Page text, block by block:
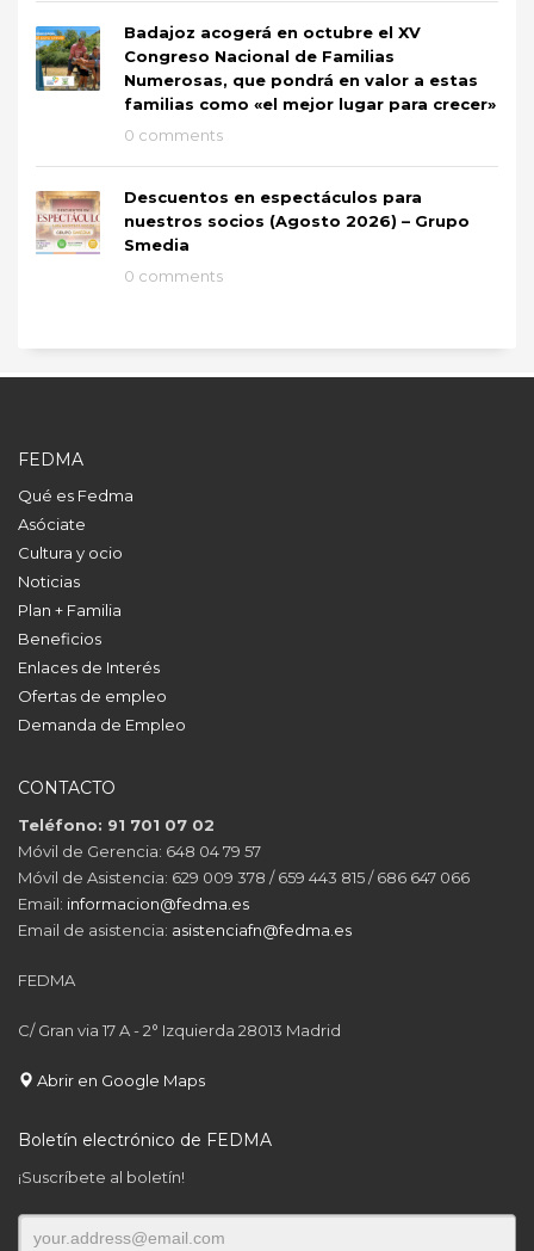
Badajoz acogerá en octubre el XV
Congreso Nacional de Familias
Numerosas, que pondrá en valor a estas
familias como «el mejor lugar para crecer»
0 comments
Descuentos en espectáculos para
nuestros socios (Agosto 2026) – Grupo
Smedia
0 comments
FEDMA
Qué es Fedma
Asóciate
Cultura y ocio
Noticias
Plan + Familia
Beneficios
Enlaces de Interés
Ofertas de empleo
Demanda de Empleo
CONTACTO
Teléfono: 91 701 07 02
Móvil de Gerencia: 648 04 79 57
Móvil de Asistencia: 629 009 378 / 659 443 815 / 686 647 066
Email: informacion@fedma.es
Email de asistencia: asistenciafn@fedma.es
FEDMA
C/ Gran via 17 A - 2° Izquierda 28013 Madrid
Abrir en Google Maps
Boletín electrónico de FEDMA
¡Suscríbete al boletín!